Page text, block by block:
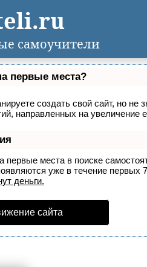
первые места?
создать свой сайт, но не
направленных на увеличение
первые места в поиске
уже в течение первых
деньги.
сайта
самоучители